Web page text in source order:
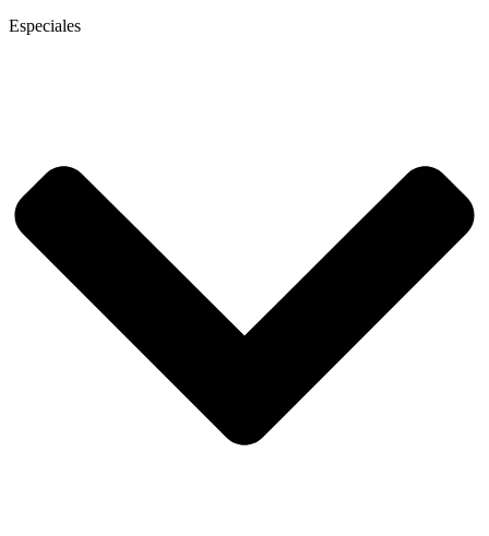
Especiales